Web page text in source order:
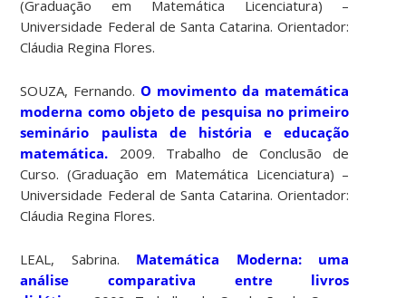
(Graduação em Matemática Licenciatura) –
Universidade Federal de Santa Catarina. Orientador:
Cláudia Regina Flores.
SOUZA, Fernando.O movimento da matemática
moderna como objeto de pesquisa no primeiro
seminário paulista de história e educação
matemática. 2009. Trabalho de Conclusão de
Curso. (Graduação em Matemática Licenciatura) –
Universidade Federal de Santa Catarina. Orientador:
Cláudia Regina Flores.
LEAL, Sabrina. Matemática Moderna: uma
análise comparativa entre livros